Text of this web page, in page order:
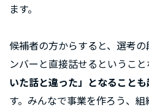
ます。
候補者の方からすると、選考
ンバーと直接話せるということ
いた話と違った」となること
す。みんなで事業を作ろう、